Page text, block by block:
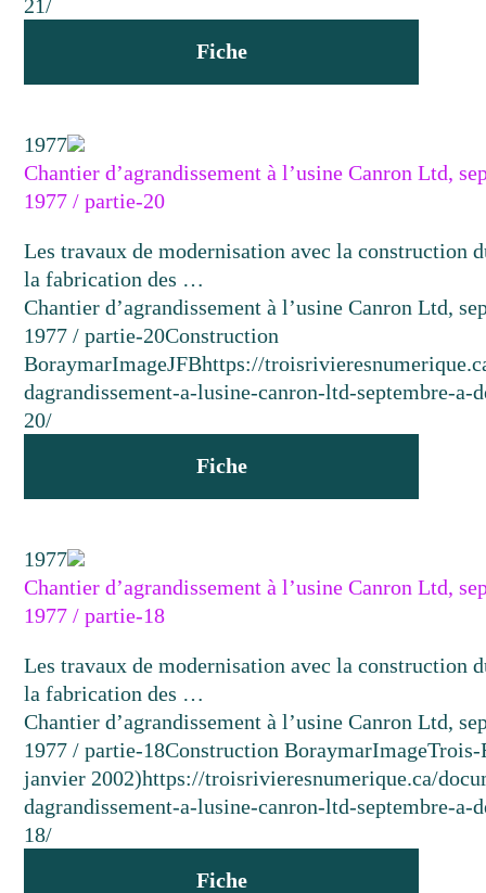
21/
Fiche
1977
Chantier d’agrandissement à l’usine Canron Ltd,
1977 / partie-20
Les travaux de modernisation avec la construction
la fabrication des …
Chantier d’agrandissement à l’usine Canron Ltd,
1977 / partie-20Construction
BoraymarImageJFBhttps://
dagrandissement-a-lusine-canron-ltd-septembre-a-
20/
Fiche
1977
Chantier d’agrandissement à l’usine Canron Ltd,
1977 / partie-18
Les travaux de modernisation avec la construction
la fabrication des …
Chantier d’agrandissement à l’usine Canron Ltd,
1977 / partie-18Construction BoraymarImageTrois-
janvier 2002)https://troisrivieresnumerique.ca/
dagrandissement-a-lusine-canron-ltd-septembre-a-
18/
Fiche